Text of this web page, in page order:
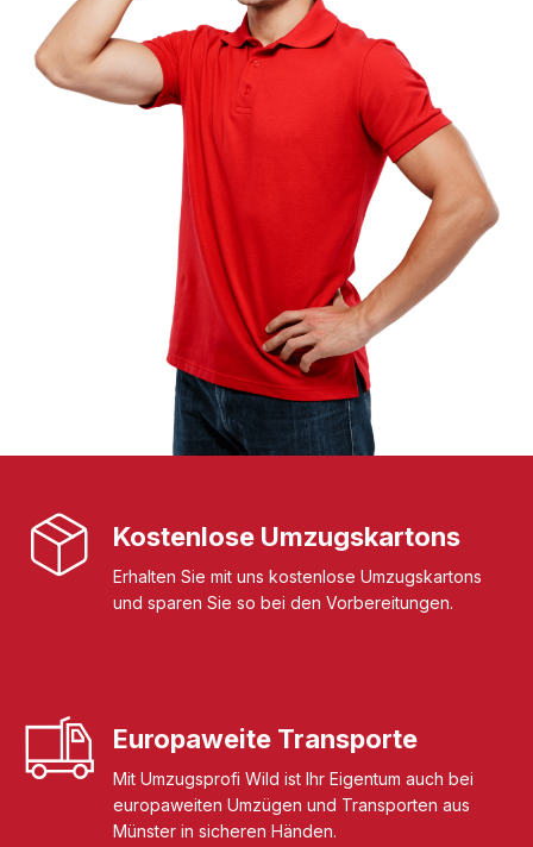
Kostenlose Umzugskartons
Erhalten Sie mit uns kostenlose Umzugskartons
und sparen Sie so bei den Vorbereitungen.
Europaweite Transporte
Mit Umzugsprofi Wild ist Ihr Eigentum auch bei
europaweiten Umzügen und Transporten aus
Münster in sicheren Händen.